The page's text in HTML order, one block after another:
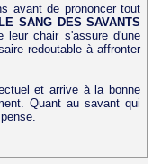
avant de prononcer tout
LE SANG DES SAVANTS
leur chair s'assure d'une
redoutable à affronter
et arrive à la bonne
Quant au savant qui